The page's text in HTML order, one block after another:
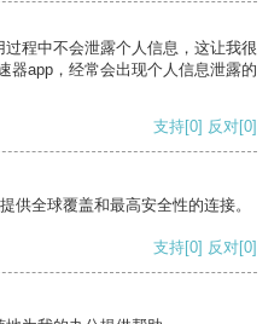
程中不会泄露个人信息，这让我很
器app，经常会出现个人信息泄露的
支持[0] 反对[0]
供全球覆盖和最高安全性的连接。
支持[0] 反对[0]